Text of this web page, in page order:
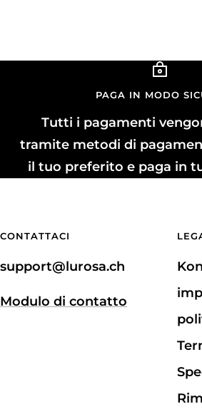
PAGA IN MODO
Tutti i pagamenti
tramite metodi di
il tuo preferito e paga in
CONTATTACI
support@lurosa.ch
Modulo di contatto